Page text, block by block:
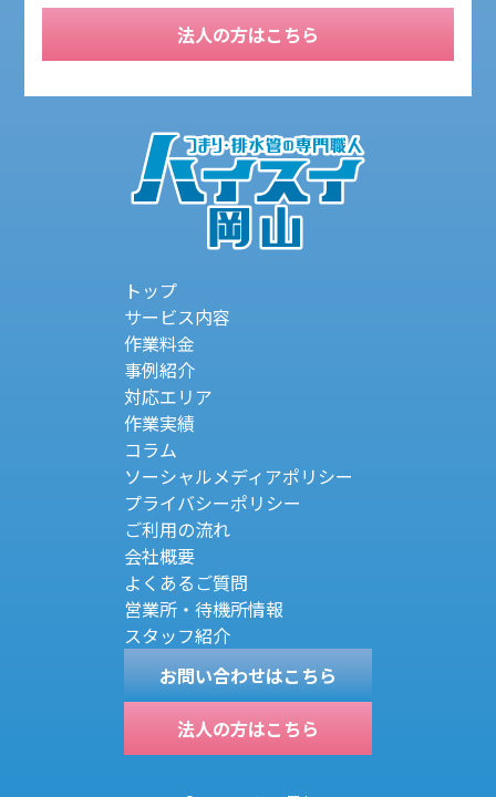
法人の方はこちら
トップ
サービス内容
作業料金
事例紹介
対応エリア
作業実績
コラム
ソーシャルメディアポリシー
プライバシーポリシー
ご利用の流れ
会社概要
よくあるご質問
営業所・待機所情報
スタッフ紹介
お問い合わせはこちら
法人の方はこちら